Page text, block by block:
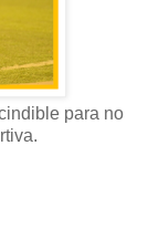
para no